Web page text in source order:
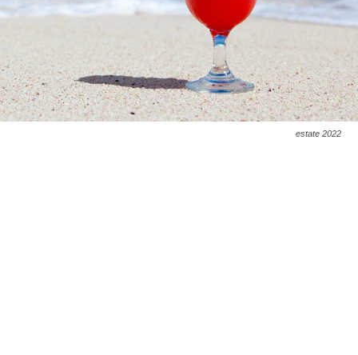
estate 2022